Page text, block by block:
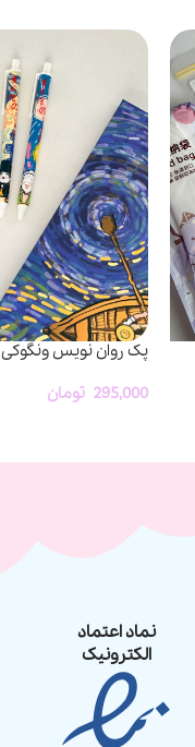
پک روان نویس ونگوکی
295,000 تومان
نماد اعتماد
الکترونیک